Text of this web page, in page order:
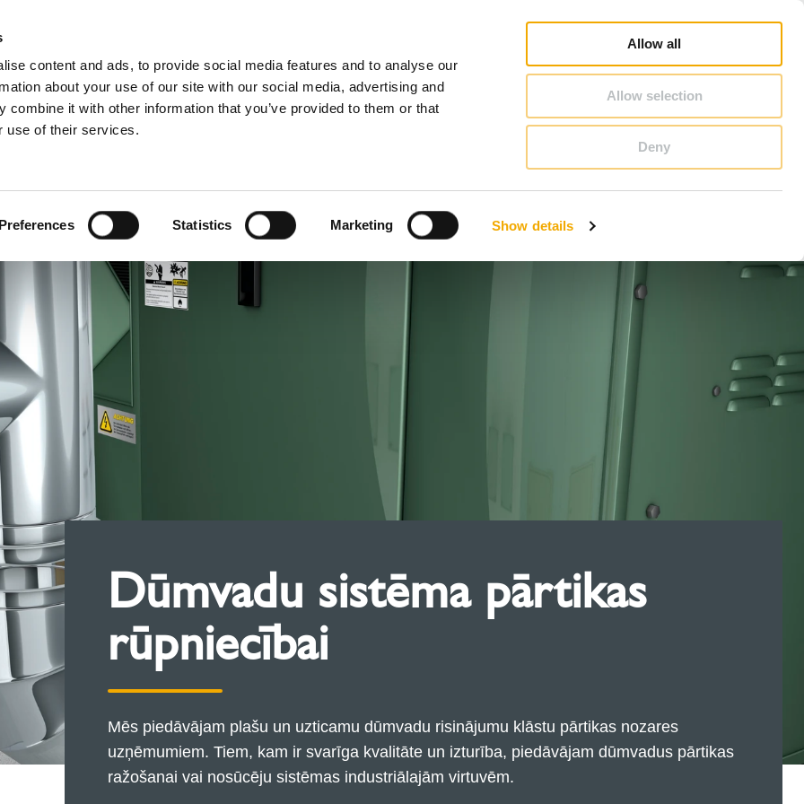
content and ads, to provide social media features and to analyse our
about your use of our site with our social media, advertising and
combine it with other information that you’ve provided to them or that
use of their services.
Preferences Statistics Marketing Show details
Allow all
Allow selection
Deny
Dānija
France
Slovākija
Profesionāļiem
Dūmvadu sistēma pārtikas
rūpniecībai
Mēs piedāvājam plašu un uzticamu dūmvadu risinājumu klāstu pārtikas nozares
uzņēmumiem. Tiem, kam ir svarīga kvalitāte un izturība, piedāvājam dūmvadus pārtikas
ražošanai vai nosūcēju sistēmas industriālajām virtuvēm.